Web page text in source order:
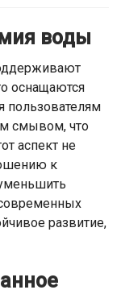
воды
оснащаются
пользователям
смывом, что
аспект не
к
развитие,